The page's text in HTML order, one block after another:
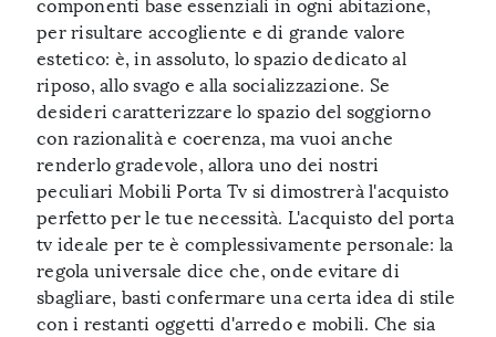
componenti base essenziali in ogni abitazione,
per risultare accogliente e di grande valore
estetico: è, in assoluto, lo spazio dedicato al
riposo, allo svago e alla socializzazione. Se
desideri caratterizzare lo spazio del soggiorno
con razionalità e coerenza, ma vuoi anche
renderlo gradevole, allora uno dei nostri
peculiari Mobili Porta Tv si dimostrerà l'acquisto
perfetto per le tue necessità. L'acquisto del porta
tv ideale per te è complessivamente personale: la
regola universale dice che, onde evitare di
sbagliare, basti confermare una certa idea di stile
con i restanti oggetti d'arredo e mobili. Che sia